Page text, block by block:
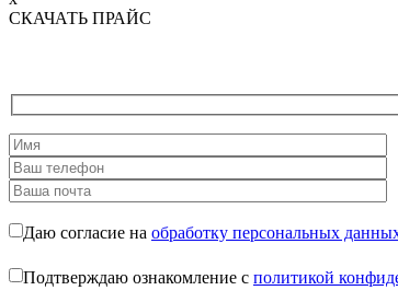
СКАЧАТЬ ПРАЙС
Даю согласие на обработку персональных
Подтверждаю ознакомление с политикой